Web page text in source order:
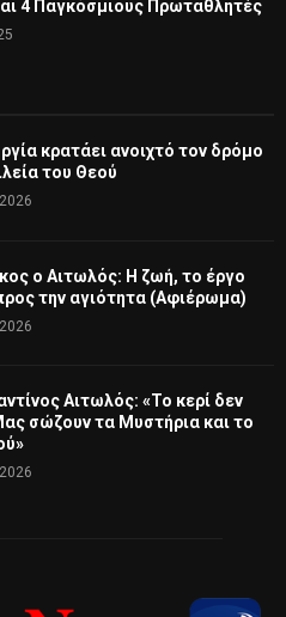
4 Παγκόσμιους Πρωταθλητές
κρατάει ανοιχτό τον δρόμο
του Θεού
ο Αιτωλός: Η ζωή, το έργο
την αγιότητα (Αφιέρωμα)
Αιτωλός: «Το κερί δεν
σώζουν τα Μυστήρια και το